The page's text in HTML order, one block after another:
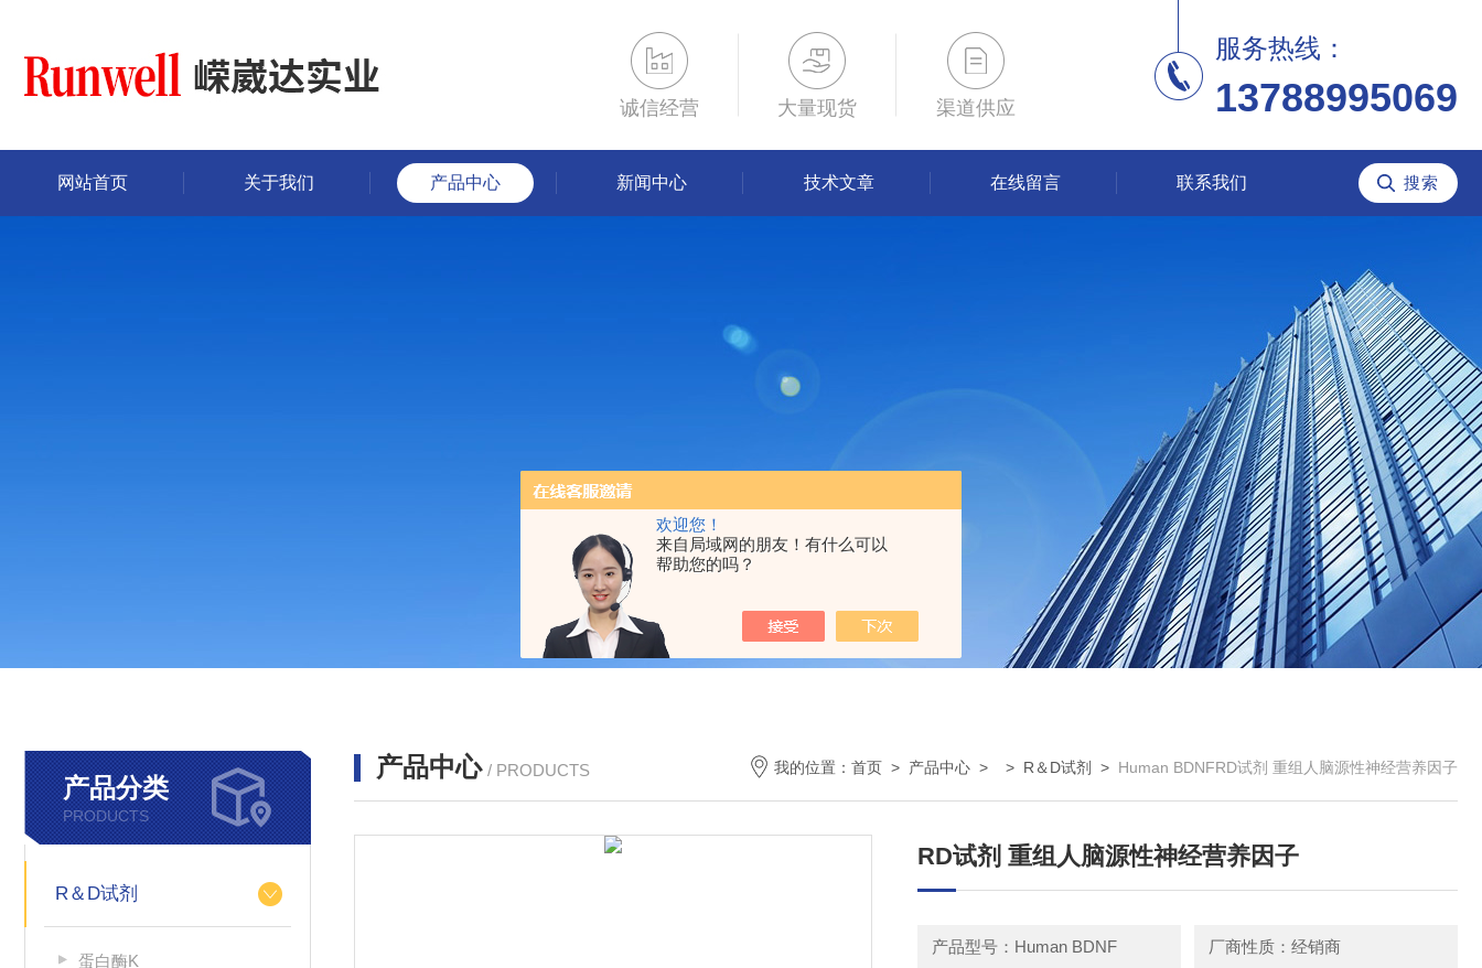
欢迎您！
来自局域网的朋友！有什么可以
帮助您的吗？
诚信经营 大量现货 渠道供应
服务热线：
13788995069
网站首页 关于我们 产品中心 新闻中心 技术文章 在线留言 联系我们
产品分类
PRODUCTS
R＆D试剂
蛋白酶K
产品中心 / PRODUCTS 我的位置： 首页 > 产品中心 > > R＆D试剂 > Human BDNFRD试剂 重组人脑源性神经营养因子
RD试剂 重组人脑源性神经营养因子
产品型号：Human BDNF 厂商性质：经销商